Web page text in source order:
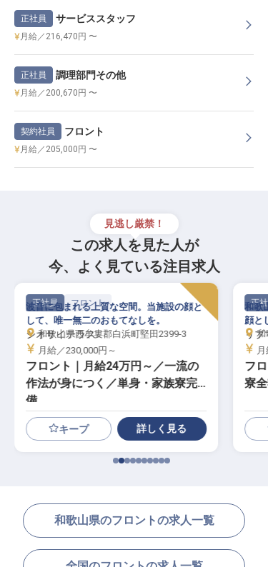
正社員 サービススタッフ
月給／216,470円 〜
正社員 調理部門その他
月給／200,670円 〜
契約社員 フロント
月給／205,000円 〜
見逃し厳禁！
この求人を見た人が
今、よく見ている注目求人
正社員 フロント
リブマックスリゾート印南シーフロント
フロント│年休120日／未経験OK／
寮全額会社負担／月給25万円～
和歌山・印南の青い海を背に、リゾートの
顔として活躍しませんか？
和歌山県日高郡印南町島田2171-2
月給／230,000円～
キープ 詳しく見る
契約
万清楼
駅近
経験
和
和歌山県のフロントの求人一覧